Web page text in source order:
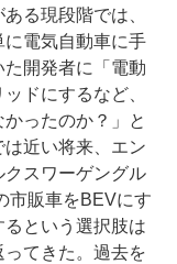
る現段階では、
電気自動車に手
開発者に「電動
ドにするなど、
ったのか？」と
近い将来、エン
スワーゲングル
市販車をBEVにす
という選択肢は
てきた。過去を